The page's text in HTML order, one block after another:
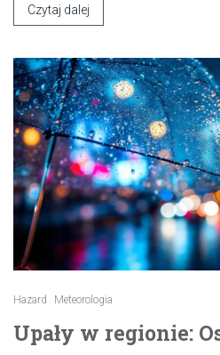
Czytaj dalej
Hazard Meteorologia
Upały w regionie: